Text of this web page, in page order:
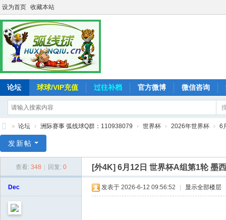
设为首页 收藏本站
论坛 球球/VIP充值 过往补档 官方微博 微信咨询
线
» 论坛 › 洲际赛事 弧线球Q群：110938079 › 世界杯 › 2026年世界杯 › 6
发新帖
查看: 348 回复: 0 [外4K] 6月12日 世界杯A组第1轮 墨
Dec 发表于 2026-6-12 09:56:52 显示全部楼层